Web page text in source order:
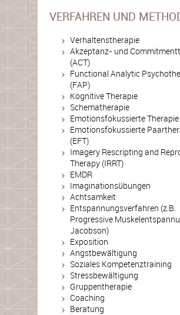
VERFAHREN UND
Verhaltenstherapie
Akzeptanz- und
(ACT)
Functional Analytic
(FAP)
Kognitive Therapie
Schematherapie
Emotionsfokussierte Therapie
Emotionsfokussierte
(EFT)
Imagery Rescripting and
Therapy (IRRT)
EMDR
Imaginationsübungen
Achtsamkeit
Entspannungsverfahren (z.B.
Progressive
Jacobson)
Exposition
Angstbewältigung
Soziales Kompetenztraining
Stressbewältigung
Gruppentherapie
Coaching
Beratung